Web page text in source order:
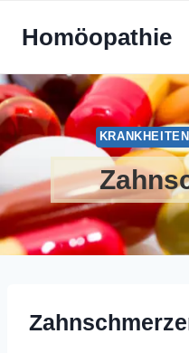
InhaltHomöopathie